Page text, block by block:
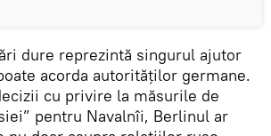
dure reprezintă singurul ajutor
acorda autorităților germane.
cu privire la măsurile de
pentru Navalnîi, Berlinul ar